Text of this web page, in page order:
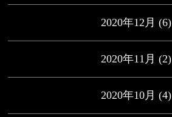
2020年12月 (6)
2020年11月 (2)
2020年10月 (4)